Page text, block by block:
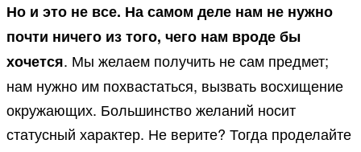
Но и это не все. На самом деле нам не нужно
почти ничего из того, чего нам вроде бы
хочется. Мы желаем получить не сам предмет;
нам нужно им похвастаться, вызвать восхищение
окружающих. Большинство желаний носит
статусный характер. Не верите? Тогда проделайте